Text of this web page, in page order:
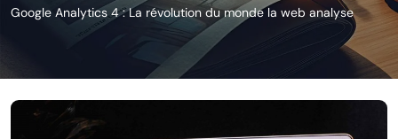
Google Analytics 4 : La révolution du monde la web analyse